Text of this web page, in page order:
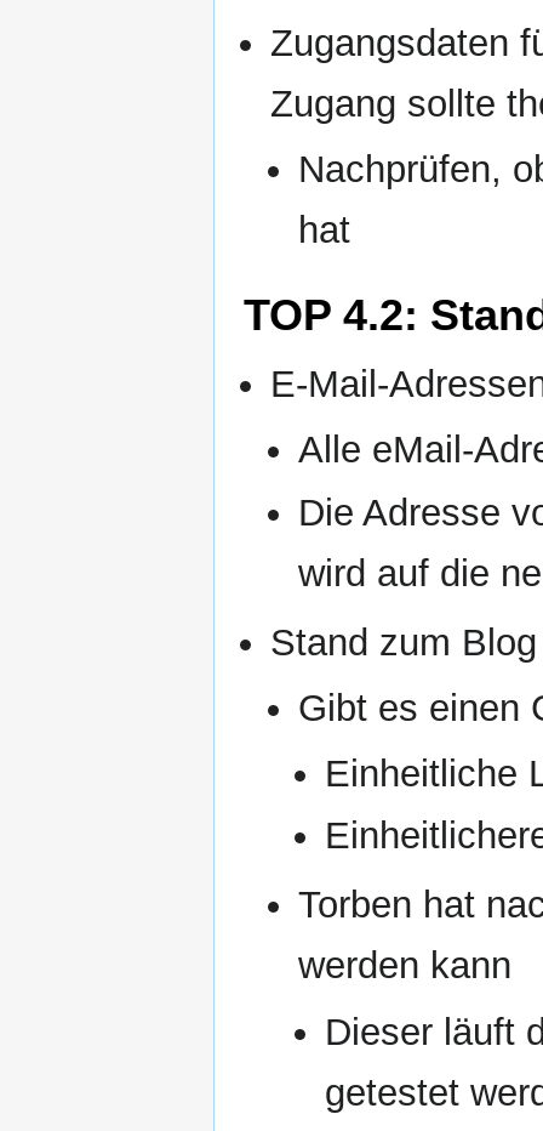
Zugangsdaten
Zugang sollte
Nachprüfen,
hat
TOP 4.2:
E-Mail-
Alle eMail-
Die Adresse
wird auf die
Stand zum
Gibt es einen
Einheitliche
Torben hat
werden kann
Dieser läuft
getestet